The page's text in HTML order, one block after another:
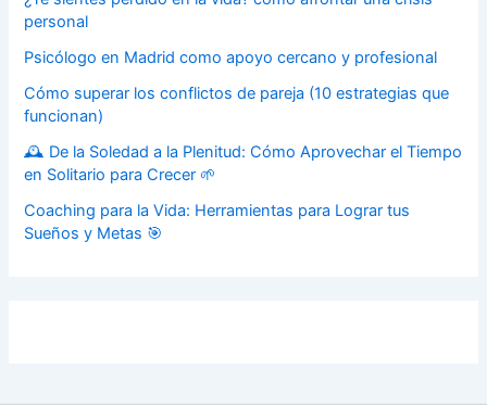
personal
Psicólogo en Madrid como apoyo cercano y profesional
Cómo superar los conflictos de pareja (10 estrategias que
funcionan)
🕰️ De la Soledad a la Plenitud: Cómo Aprovechar el Tiempo
en Solitario para Crecer 🌱
Coaching para la Vida: Herramientas para Lograr tus
Sueños y Metas 🎯